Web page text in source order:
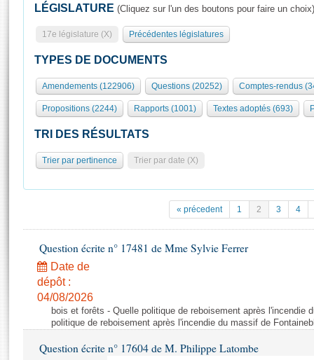
Présidence
577 députés
Groupes politiques
Séance publique
Commissions et autres organes
Europe et International
Pétitions
Projets de loi
Propositions de loi
Amendements
Textes adoptés
Rôle et pouvoirs de l'Assemblée
Organisation de l'Assemblée
Présidence Conférence des Présidents Bureau Collège des
Statistiques et chiffres clés
( Constitution | Règlement de l'Assemblée ... )
Histoire
Juniors
Anciennes législatures
Visiter l'Assemblée
Visite virtuelle du palais Bourbon
Assister à une séance
Contacts et plan d'accès
Photos libres de droit
LÉGISLATURE (Cliquez sur l'un des boutons pour faire un choix)
17e législature (X) Précédentes législatures
TYPES DE DOCUMENTS
Amendements (122906) Questions (20252) Comptes-rendus
Propositions (2244) Rapports (1001) Textes adoptés (693)
TRI DES RÉSULTATS
Trier par pertinence Trier par date (X)
« précedent 1 2 3 4
Question écrite n° 17481 de Mme Sylvie Ferrer
Date de
dépôt :
04/08/2026
bois et forêts - Quelle politique de reboisement après l'incendie
politique de reboisement après l'incendie du massif de
Question écrite n° 17604 de M. Philippe Latombe